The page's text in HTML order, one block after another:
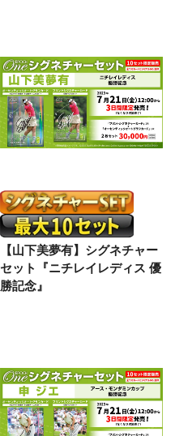
【山下美夢有】シグネチャー
セット『ニチレイレディス 優
勝記念』